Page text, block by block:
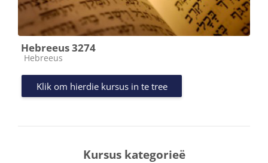
Hebreeus 3274
Kursus kategorie
Hebreeus
Klik om hierdie kursus in te tree
Kursus kategorieë